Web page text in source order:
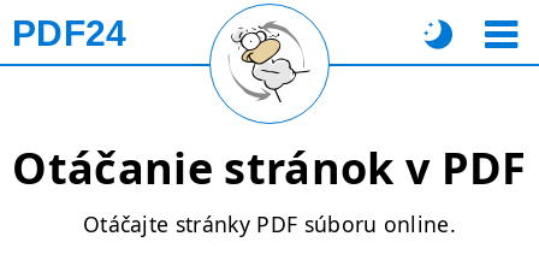
PDF24
Otáčanie stránok v PDF
Otáčajte stránky PDF súboru online.